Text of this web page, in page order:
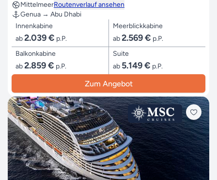
MittelmeerRoutenverlauf ansehen
Genua → Abu Dhabi
Innenkabine
ab2.039 € p.P.
Meerblickkabine
ab2.569 € p.P.
Balkonkabine
ab2.859 € p.P.
Suite
ab 5.149 € p.P.
Zum Angebot